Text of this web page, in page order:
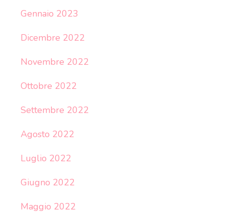
Gennaio 2023
Dicembre 2022
Novembre 2022
Ottobre 2022
Settembre 2022
Agosto 2022
Luglio 2022
Giugno 2022
Maggio 2022